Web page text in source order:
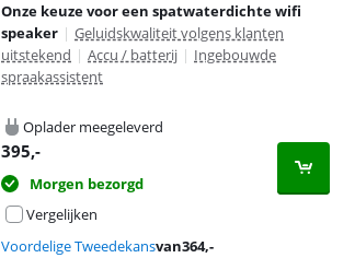
Onze keuze voor een spatwaterdichte wifi
speaker | Geluidskwaliteit volgens klanten
uitstekend | Accu / batterij | Ingebouwde
spraakassistent
Oplader meegeleverd
395,-
Morgen bezorgd
Vergelijken
Voordelige Tweedekansvan364,-